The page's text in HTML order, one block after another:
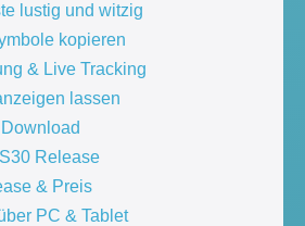
lustig und witzig
kopieren
& Live Tracking
lassen
Release
& Preis
PC & Tablet